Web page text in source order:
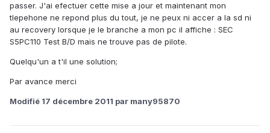
passer. J'ai efectuer cette mise a jour et maintenant mon
tlepehone ne repond plus du tout, je ne peux ni accer a la sd ni
au recovery lorsque je le branche a mon pc il affiche : SEC
S5PC110 Test B/D mais ne trouve pas de pilote.
Quelqu'un a t'il une solution;
Par avance merci
Modifié 17 décembre 2011 par many95870